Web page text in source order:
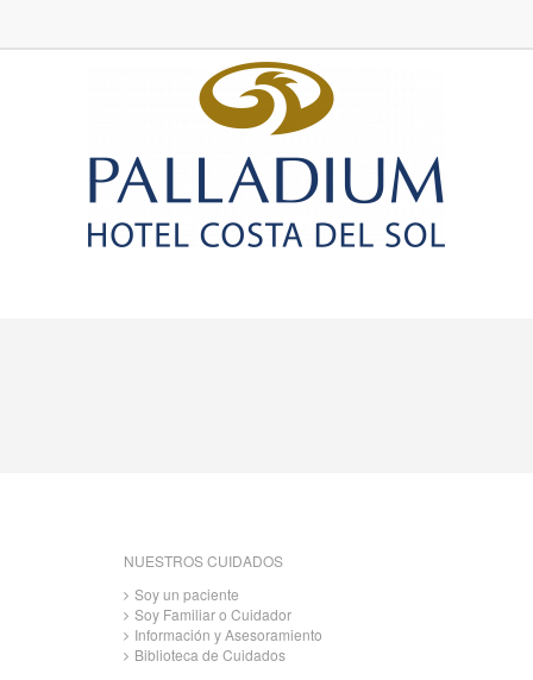
NUESTROS CUIDADOS
Soy un paciente
Soy Familiar o Cuidador
Información y Asesoramiento
Biblioteca de Cuidados